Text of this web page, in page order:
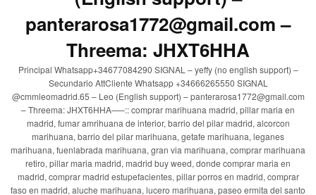
panterarosa1772@gmail.com –
Threema: JHXT6HHA
Principal Whatsapp+34677084290 SIGNAL – yeffy (no english support) –
Secundario AttCliente Whatsapp +34666265550 SIGNAL
@cmmleomadrid.65 – Leo (English support) – panterarosa1772@gmail.com
– Threema: JHXT6HHA—–:: comprar marihuana madrid, pillar maria en
madrid, fumar amrihuana de interior, barrio del pilar madrid, alcorcon
marihuana, barrio del pilar marihuana, getafe marihuana, leganes
marihuana, fuenlabrada marihuana, gran via marihuana, comprar marihuana
retiro, pillar maria madrid, madrid buy weed, donde comprar maria en
madrid, comprar madrid estupefacientes, pillar porros en madrid, comprar
faso en madrid, aluche marihuana, lucero marihuana, paseo ermita del santo